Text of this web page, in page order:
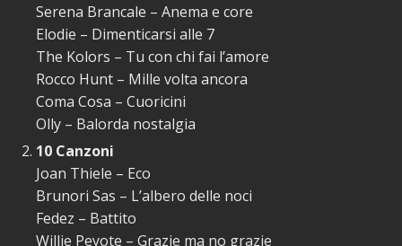
Serena Brancale – Anema e core
Elodie – Dimenticarsi alle 7
The Kolors – Tu con chi fai l’amore
Rocco Hunt – Mille volta ancora
Coma Cosa – Cuoricini
Olly – Balorda nostalgia
10 Canzoni
Joan Thiele – Eco
Brunori Sas – L’albero delle noci
Fedez – Battito
Willie Peyote – Grazie ma no grazie